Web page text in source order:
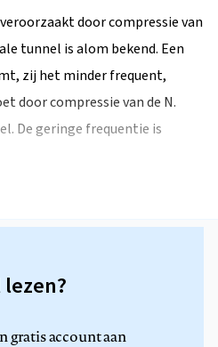
door compressie van
tunnel is alom bekend. Een
zij het minder frequent,
door compressie van de N.
De geringe frequentie is
gratis account aan